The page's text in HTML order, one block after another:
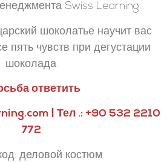
Swiss Learning.
шоколатье научит вас
пять чувств при дегустации
шоколада.
ответить
| Тел .: +90 532 2210
772
деловой костюм